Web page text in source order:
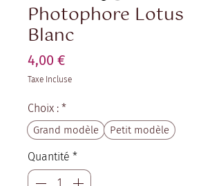
Photophore Lotus
Blanc
4,00 €
Taxe Incluse
Choix : *
Grand modèle Petit modèle
Quantité *